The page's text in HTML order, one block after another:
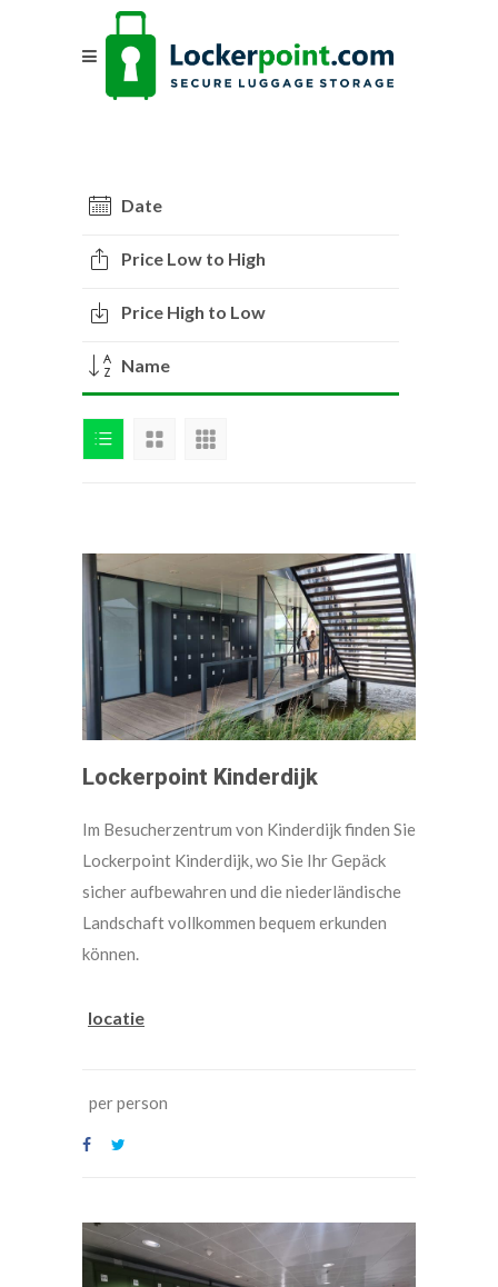
Date
Price Low to High
Price High to Low
Name
Lockerpoint Kinderdijk
Im Besucherzentrum von Kinderdijk finden Sie
Lockerpoint Kinderdijk, wo Sie Ihr Gepäck
sicher aufbewahren und die niederländische
Landschaft vollkommen bequem erkunden
können.
locatie
per person